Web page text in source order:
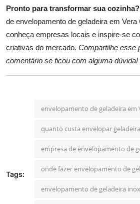
Pronto para transformar sua cozinha?
de envelopamento de geladeira em
conheça empresas locais e inspire-se
criativas do mercado. Compartilhe esse
comentário se ficou com alguma dúvida!
Tags:
envelopamento de geladeira em
quanto custa envelopar
empresa de envelopamento de
onde fazer envelopamento de
envelopamento de geladeira